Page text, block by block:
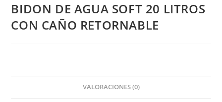
BIDON DE AGUA SOFT 20 LITROS
CON CAÑO RETORNABLE
VALORACIONES (0)